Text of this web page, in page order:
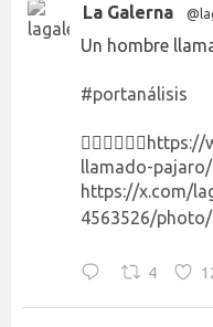
La Galerna
Un hombre
#portanálisis
👉🏻👉🏻👉🏻 https://
llamado-pajaro/
https://x.com/
4563526/photo/
4